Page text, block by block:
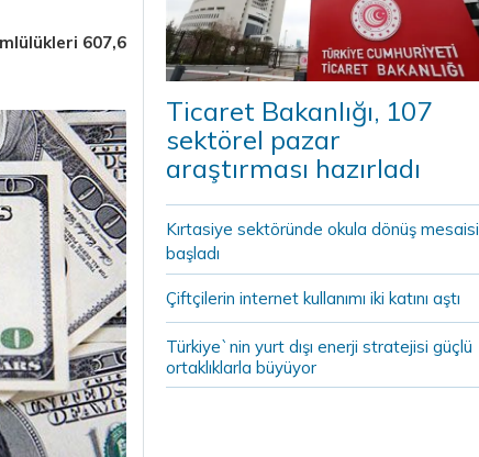
607,6
Ticaret Bakanlığı, 107
sektörel pazar
araştırması hazırladı
Kırtasiye sektöründe okula dönüş mesaisi
başladı
Çiftçilerin internet kullanımı iki katını aştı
Türkiye`nin yurt dışı enerji stratejisi güçlü
ortaklıklarla büyüyor